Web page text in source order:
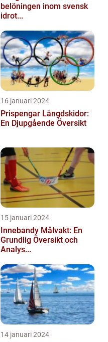
belöningen inom svensk
idrot...
16 januari 2024
Prispengar Längdskidor:
En Djupgående Översikt
15 januari 2024
Innebandy Målvakt: En
Grundlig Översikt och
Analys...
14 januari 2024